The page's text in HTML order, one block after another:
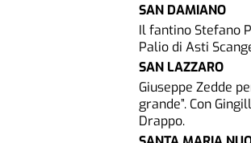
SAN DAMIANO
Il fantino Stefano
Palio di Asti
SAN LAZZARO
Giuseppe Zedde
grande”. Con
Drappo.